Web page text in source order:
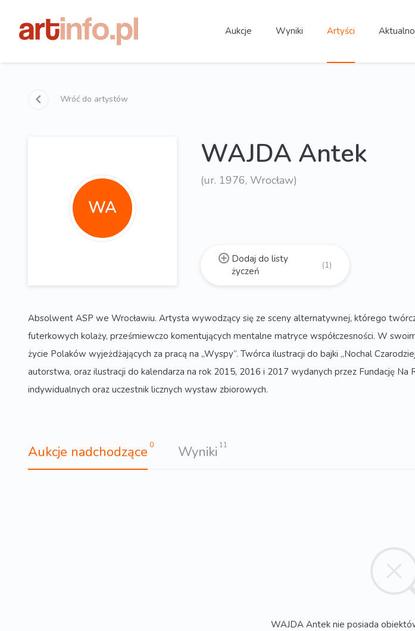
Aukcje Wyniki Artyści
Wróć do artystów
WA
WAJDA Antek
(ur. 1976, Wrocław)
Dodaj do listy
życzeń
(1)
Absolwent ASP we Wrocławiu. Artysta wywodzący się ze sceny alternatywnej, którego
futerkowych kolaży, prześmiewczo komentujących mentalne matryce współczesności. W
życie Polaków wyjeżdżających za pracą na „Wyspy”. Twórca ilustracji do bajki „Nochal
autorstwa, oraz ilustracji do kalendarza na rok 2015, 2016 i 2017 wydanych przez Fundację
indywidualnych oraz uczestnik licznych wystaw zbiorowych.
Aukcje nadchodzące 0 Wyniki 11
WAJDA Antek nie posiada